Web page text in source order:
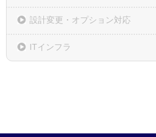
設計変更・オプション対応
ITインフラ